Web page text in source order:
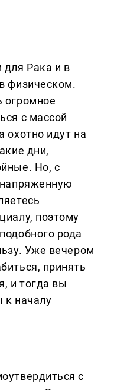
для Рака и в
физическом.
огромное
с массой
охотно идут на
дни,
Но, с
поэтому
рода
Уже вечером
принять
и тогда вы
к началу
с